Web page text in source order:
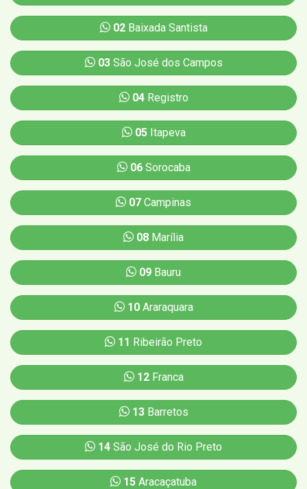
02Baixada Santista
03São José dos Campos
04Registro
05Itapeva
06Sorocaba
07 Campinas
08 Marília
09 Bauru
10Araraquara
11 Ribeirão Preto
12Franca
13Barretos
14 São José do Rio Preto
15 Aracaçatuba